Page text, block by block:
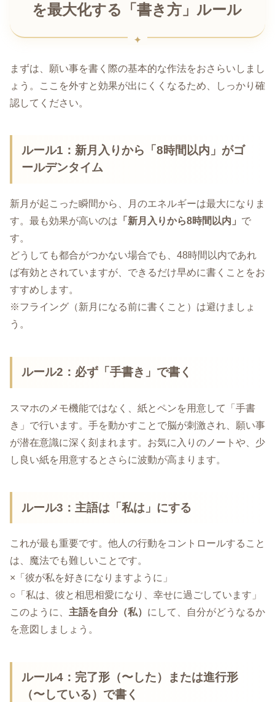
を最大化する「書き方」ルール
まずは、願い事を書く際の基本的な作法をおさらいしまし
ょう。ここを外すと効果が出にくくなるため、しっかり確
認してください。
ルール1：新月入りから「8時間以内」がゴ
ールデンタイム
新月が起こった瞬間から、月のエネルギーは最大になりま
す。最も効果が高いのは 「新月入りから8時間以内」 で
す。
どうしても都合がつかない場合でも、48時間以内であれ
ば有効とされていますが、できるだけ早めに書くことをお
すすめします。
※フライング（新月になる前に書くこと）は避けましょ
う。
ルール2：必ず「手書き」で書く
スマホのメモ機能ではなく、紙とペンを用意して「手書
き」で行います。手を動かすことで脳が刺激され、願い事
が潜在意識に深く刻まれます。お気に入りのノートや、少
し良い紙を用意するとさらに波動が高まります。
ルール3：主語は「私は」にする
これが最も重要です。他人の行動をコントロールすること
は、魔法でも難しいことです。
×「彼が私を好きになりますように」
○「私は、彼と相思相愛になり、幸せに過ごしています」
このように、 主語を自分（私） にして、自分がどうなるか
を意図しましょう。
ルール4：完了形（〜した）または進行形
（〜している）で書く